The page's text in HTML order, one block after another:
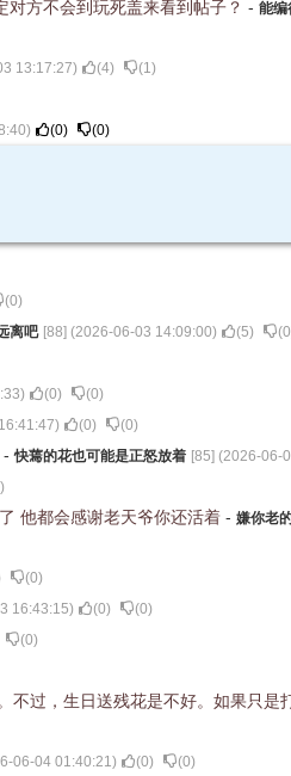
方不会到玩死盖来看到帖子？ - 能编
13:17:27) (4) (1)
) (0) (0)
(0)
离吧 [88] (2026-06-03 14:09:00) (5) (0
) (0) (0)
) (0) (0)
-快蔫的花也可能是正怒放着 [85] (2026-06-
)
他都会感谢老天爷你还活着 - 嫌你老
(0)
16:43:15) (0) (0)
(0)
过，生日送残花是不好。如果只是
06-04 01:40:21) (0) (0)